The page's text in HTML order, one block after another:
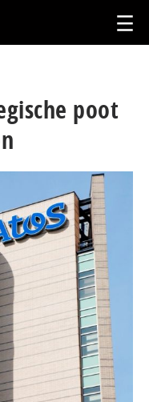
poot